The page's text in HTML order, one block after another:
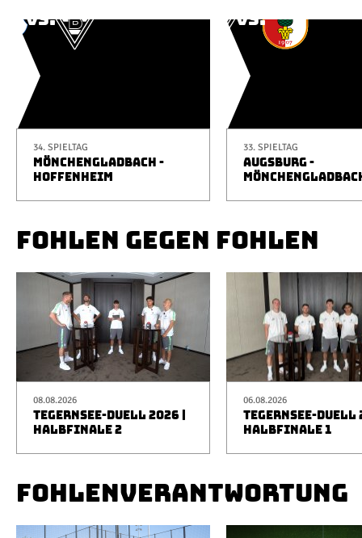
34. SPIELTAG
MÖNCHENGLADBACH -
HOFFENHEIM
33. SPIELTAG
AUGSBURG -
FOHLEN GEGEN FOHLEN
08.08.2026
TEGERNSEE-DUELL 2026 |
HALBFINALE 2
06.08.2026
TEGERNSEE-DUELL
HALBFINALE 1
FOHLENVERANTWORTUNG